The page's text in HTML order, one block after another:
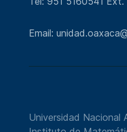
Email:
Universidad Nacional